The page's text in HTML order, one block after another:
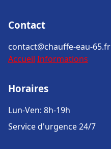
Contact
contact@chauffe-eau-65.fr
Accueil Informations
Horaires
Lun-Ven: 8h-19h
Service d'urgence 24/7